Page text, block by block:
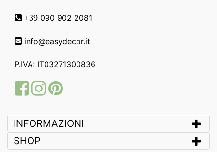
+39 090 902 2081
info@easydecor.it
P.IVA: IT03271300836
FacebookInstagram
Pinterest
INFORMAZIONI
SHOP